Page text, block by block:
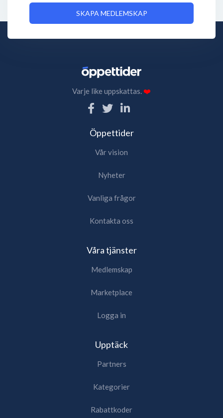
SKAPA MEDLEMSKAP
Varje like uppskattas.❤️
Öppettider
Vår vision
Nyheter
Vanliga frågor
Kontakta oss
Våra tjänster
Medlemskap
Marketplace
Logga in
Upptäck
Partners
Kategorier
Rabattkoder